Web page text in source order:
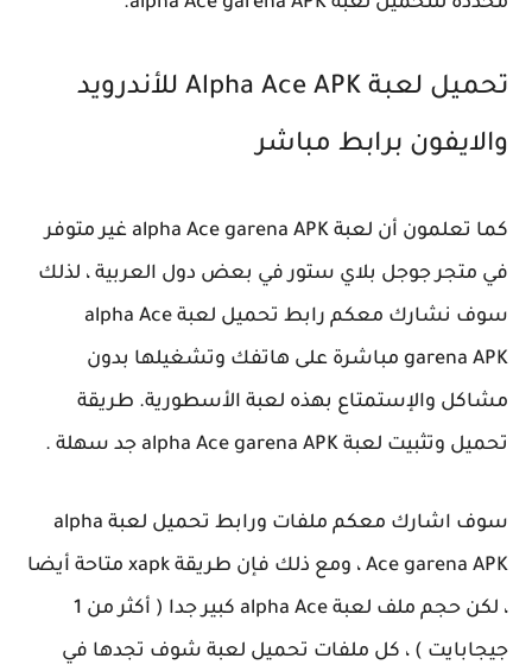
تحميل لعبة Alpha Ace APK للأندرويد
والايفون برابط مباشر
كما تعلمون أن لعبة alpha Ace garena APK غير متوفر
في متجر جوجل بلاي ستور في بعض دول العربية ، لذلك
سوف نشارك معكم رابط تحميل لعبة alpha Ace
garena APK مباشرة على هاتفك وتشغيلها بدون
مشاكل والإستمتاع بهذه لعبة الأسطورية. طريقة
تحميل وتثبيت لعبة alpha Ace garena APK جد سهلة .
سوف اشارك معكم ملفات ورابط تحميل لعبة alpha
Ace garena APK ، ومع ذلك فإن طريقة xapk متاحة أيضا
، لكن حجم ملف لعبة alpha Ace كبير جدا ( أكثر من 1
جيجابايت ) ، كل ملفات تحميل لعبة شوف تجدها في